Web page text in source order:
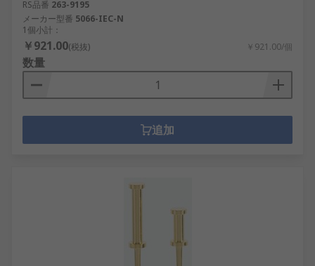
RS品番 263-9195
メーカー型番 5066-IEC-N
1個小計：
￥921.00(税抜) ￥921.00/個
数量
追加